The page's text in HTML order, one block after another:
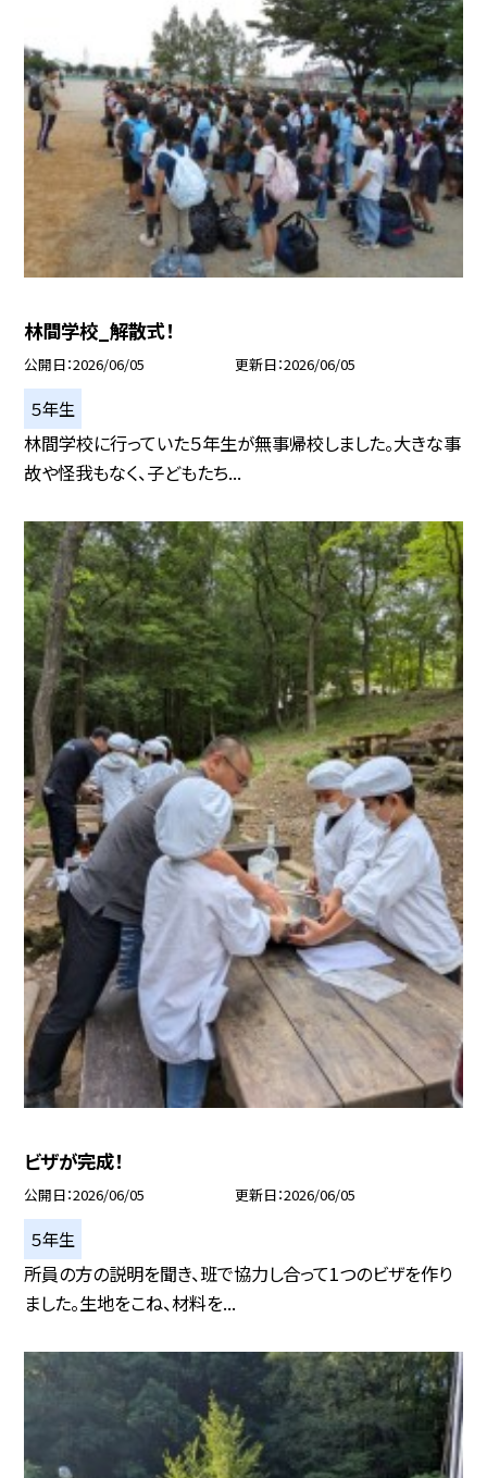
林間学校_解散式！
公開日 2026/06/05 更新日 2026/06/05
５年生
林間学校に行っていた５年生が無事帰校しました。大きな事
故や怪我もなく、子どもたち...
ビザが完成！
公開日 2026/06/05 更新日 2026/06/05
５年生
所員の方の説明を聞き、班で協力し合って1つのビザを作り
ました。生地をこね、材料を...